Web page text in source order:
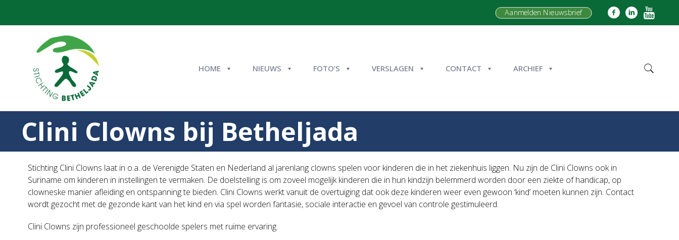
Aanmelden Nieuwsbrief
HOME NIEUWS FOTO’S VERSLAGEN CONTACT ARCHIEF
Clini Clowns bij Betheljada
Stichting Clini Clowns laat in o.a. de Verenigde Staten en Nederland al jarenlang clowns spelen voor kinderen die in het ziekenhuis liggen. Nu zijn de Clini Clowns ook in
Suriname om kinderen in instellingen te vermaken. De doelstelling is om zoveel mogelijk kinderen die in hun kindzijn belemmerd worden door een ziekte of handicap, op
clowneske manier afleiding en ontspanning te bieden. Clini Clowns werkt vanuit de overtuiging dat ook deze kinderen weer even gewoon ‘kind’ moeten kunnen zijn. Contact
wordt gezocht met de gezonde kant van het kind en via spel worden fantasie, sociale interactie en gevoel van controle gestimuleerd.
Clini Clowns zijn professioneel geschoolde spelers met ruime ervaring.